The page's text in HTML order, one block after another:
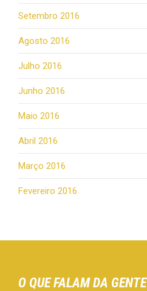
Setembro 2016
Agosto 2016
Julho 2016
Junho 2016
Maio 2016
Abril 2016
Março 2016
Fevereiro 2016
O QUE FALAM DA GENTE